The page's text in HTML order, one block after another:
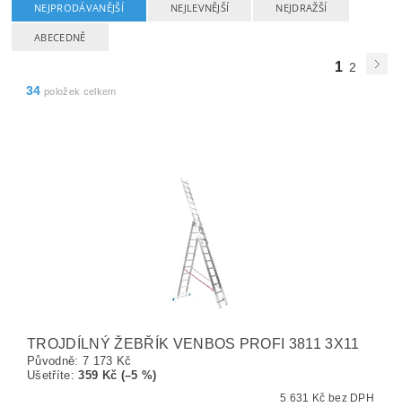
NEJPRODÁVANĚJŠÍ NEJLEVNĚJŠÍ NEJDRAŽŠÍ
ABECEDNĚ
1 2
34 položek celkem
TROJDÍLNÝ ŽEBŘÍK VENBOS PROFI 3811 3X11
Původně: 7 173 Kč
Ušetříte:359 Kč (–5 %)
5 631 Kč bez DPH